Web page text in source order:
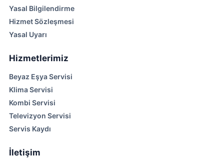
Yasal Bilgilendirme
Hizmet Sözleşmesi
Yasal Uyarı
Hizmetlerimiz
Beyaz Eşya Servisi
Klima Servisi
Kombi Servisi
Televizyon Servisi
Servis Kaydı
İletişim